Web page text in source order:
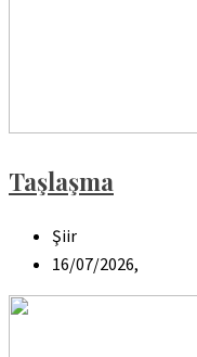
Taşlaşma
Şiir
16/07/2026,